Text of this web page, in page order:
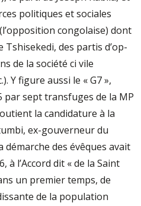
politiques et sociales
congolaise) dont
Tshisekedi, des partis d’op­
de la société ci­ vile
Y figure aussi le « G7 »,
sept transfuges de la MP
la candidature à la
ex­-gouverneur du
démarche des évêques avait
à l’Accord dit « de la Saint
un premier temps, de
de la population